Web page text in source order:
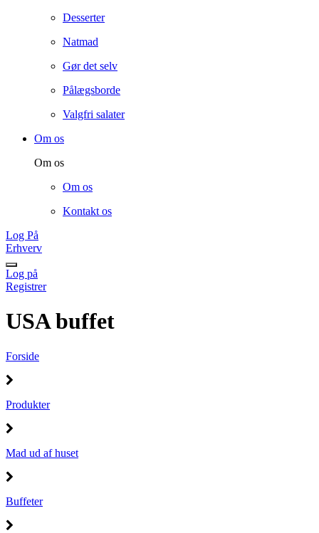
Desserter
Natmad
Gør det selv
Pålægsborde
Valgfri salater
Om os
Om os
Om os
Kontakt os
Log På
Erhverv
Log på
Registrer
USA buffet
Forside
Produkter
Mad ud af huset
Buffeter